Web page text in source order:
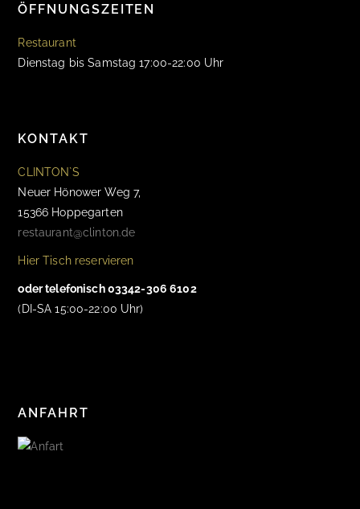
ÖFFNUNGSZEITEN
Restaurant
Dienstag bis Samstag 17:00-22:00 Uhr
KONTAKT
CLINTON`S
Neuer Hönower Weg 7,
15366 Hoppegarten
restaurant@clinton.de
Hier Tisch reservieren
oder telefonisch 03342-306 6102
(DI-SA 15:00-22:00 Uhr)
ANFAHRT